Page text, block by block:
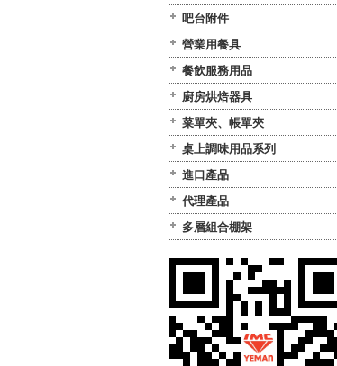
吧台附件
營業用餐具
餐飲服務用品
廚房烘焙器具
菜單夾、帳單夾
桌上調味用品系列
進口產品
代理產品
多層組合棚架